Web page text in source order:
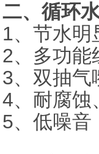
二、 循环
1、节水明
2、多功能
3、双抽气
4、耐腐蚀
5、低噪音